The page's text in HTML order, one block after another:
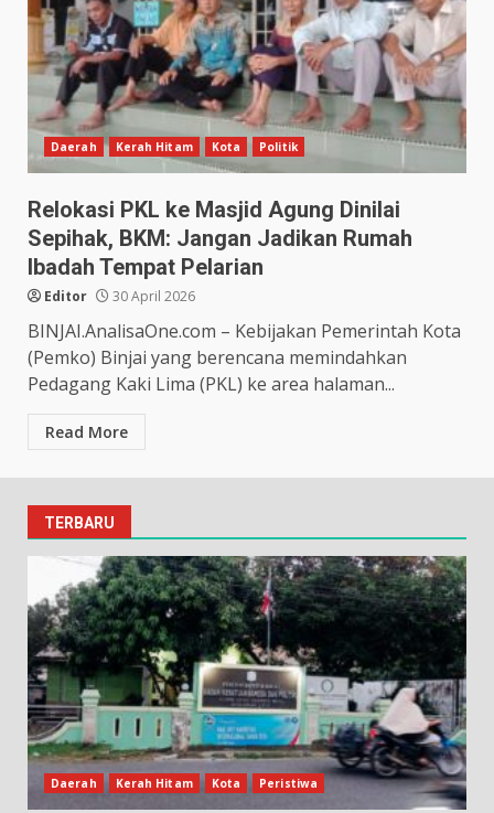
Daerah Kerah Hitam Kota Politik
Relokasi PKL ke Masjid Agung Dinilai
Sepihak, BKM: Jangan Jadikan Rumah
Ibadah Tempat Pelarian
Editor 30 April 2026
BINJAI.AnalisaOne.com – Kebijakan Pemerintah Kota
(Pemko) Binjai yang berencana memindahkan
Pedagang Kaki Lima (PKL) ke area halaman...
Read More
TERBARU
Daerah Kerah Hitam Kota Peristiwa